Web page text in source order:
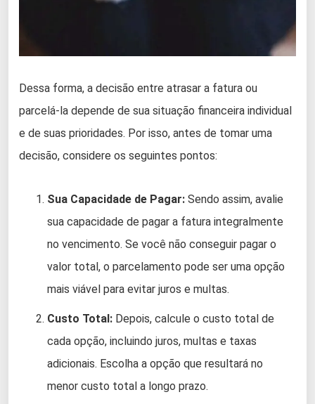
Dessa forma, a decisão entre atrasar a fatura ou
parcelá-la depende de sua situação financeira individual
e de suas prioridades. Por isso, antes de tomar uma
decisão, considere os seguintes pontos:
Sua Capacidade de Pagar: Sendo assim, avalie
sua capacidade de pagar a fatura integralmente
no vencimento. Se você não conseguir pagar o
valor total, o parcelamento pode ser uma opção
mais viável para evitar juros e multas.
Custo Total: Depois, calcule o custo total de
cada opção, incluindo juros, multas e taxas
adicionais. Escolha a opção que resultará no
menor custo total a longo prazo.